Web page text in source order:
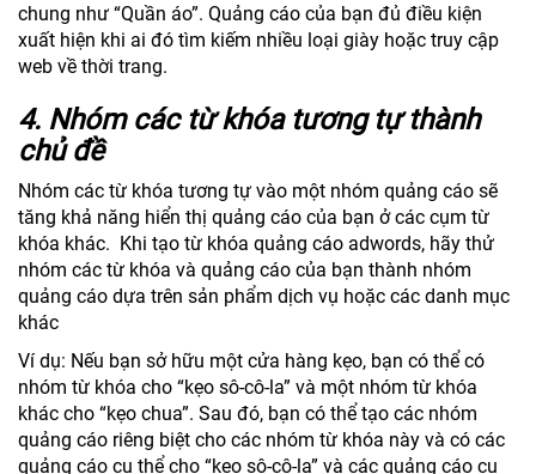
chung như “Quần áo”. Quảng cáo của bạn đủ điều kiện
xuất hiện khi ai đó tìm kiếm nhiều loại giày hoặc truy cập
web về thời trang.
4. Nhóm các từ khóa tương tự thành
chủ đề
Nhóm các từ khóa tương tự vào một nhóm quảng cáo sẽ
tăng khả năng hiển thị quảng cáo của bạn ở các cụm từ
khóa khác. Khi tạo từ khóa quảng cáo adwords, hãy thử
nhóm các từ khóa và quảng cáo của bạn thành nhóm
quảng cáo dựa trên sản phẩm dịch vụ hoặc các danh mục
khác
Ví dụ: Nếu bạn sở hữu một cửa hàng kẹo, bạn có thể có
nhóm từ khóa cho “kẹo sô-cô-la” và một nhóm từ khóa
khác cho “kẹo chua”. Sau đó, bạn có thể tạo các nhóm
quảng cáo riêng biệt cho các nhóm từ khóa này và có các
quảng cáo cụ thể cho “kẹo sô-cô-la” và các quảng cáo cụ